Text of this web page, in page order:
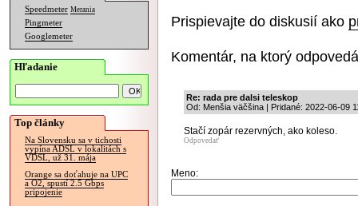
Speedmeter Merania
Pingmeter
Googlemeter
Hľadanie
Top články
Na Slovensku sa v tichosti
vypína ADSL v lokalitách s
VDSL, už 31. mája
Orange sa doťahuje na UPC
a O2, spustí 2.5 Gbps
pripojenie
Prispievajte do diskusií ako
Komentár, na ktorý
Re: rada pre dalsi teleskop
Od: Menšia väčšina | Pridané: 2022-06-09
Stačí zopár rezervných, ako koleso.
Odpovedať
Meno: